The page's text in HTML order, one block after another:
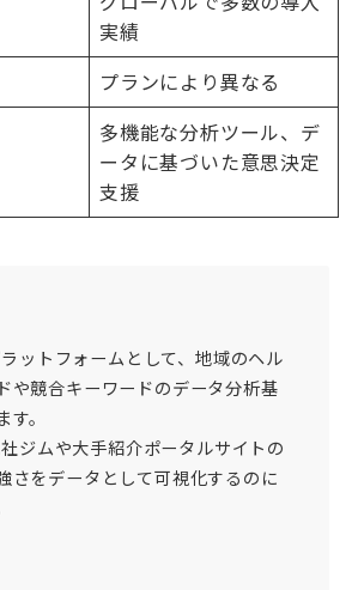
実績
プランにより異なる
多機能な分析ツール、デ
ータに基づいた意思決定
支援
ットフォームとして、地域のヘル
や競合キーワードのデータ分析基
。
ジムや大手紹介ポータルサイトの
さをデータとして可視化するのに